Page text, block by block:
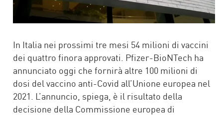
In Italia nei prossimi tre mesi 54 milioni di vaccini
dei quattro finora approvati. Pfizer-BioNTech ha
annunciato oggi che fornirà altre 100 milioni di
dosi del vaccino anti-Covid all’Unione europea nel
2021. L’annuncio, spiega, è il risultato della
decisione della Commissione europea di